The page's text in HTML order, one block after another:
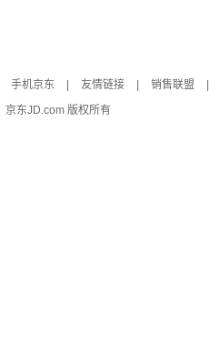
手机京东 友情链接 销售联盟
京东JD.com 版权所有